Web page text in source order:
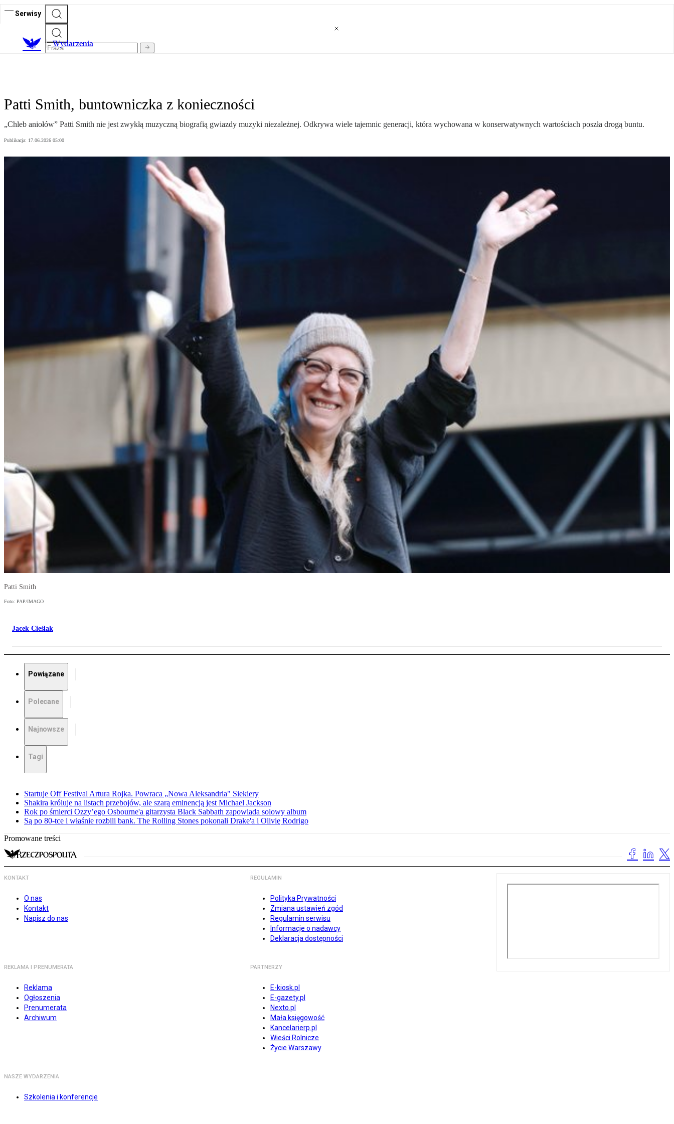
Serwisy
Wydarzenia
Patti Smith, buntowniczka z konieczności
„Chleb aniołów” Patti Smith nie jest zwykłą muzyczną biografią gwiazdy muzyki niezależnej. Odkrywa wiele tajemnic generacji, która wychowana w konserwatywnych wartościach poszła drogą buntu.
Publikacja: 17.06.2026 05:00
Patti Smith
Foto: PAP/IMAGO
Jacek Cieślak
Powiązane
Polecane
Najnowsze
Tagi
Startuje Off Festival Artura Rojka. Powraca „Nowa Aleksandria" Siekiery
Shakira króluje na listach przebojów, ale szarą eminencją jest Michael Jackson
Rok po śmierci Ozzy’ego Osbourne'a gitarzysta Black Sabbath zapowiada solowy album
Są po 80-tce i właśnie rozbili bank. The Rolling Stones pokonali Drake'a i Olivię Rodrigo
Promowane treści
KONTAKT
O nas
Kontakt
Napisz do nas
REGULAMIN
Polityka Prywatności
Zmiana ustawień zgód
Regulamin serwisu
Informacje o nadawcy
Deklaracja dostępności
REKLAMA I PRENUMERATA
Reklama
Ogłoszenia
Prenumerata
Archiwum
PARTNERZY
E-kiosk.pl
E-gazety.pl
Nexto.pl
Mała księgowość
Kancelarierp.pl
Wieści Rolnicze
Życie Warszawy
NASZE WYDARZENIA
Szkolenia i konferencje